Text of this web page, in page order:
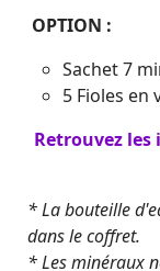
OPTION :
Sachet 7
5 Fioles en
Retrouvez
* La bouteille
dans le coffret.
* Les minéraux